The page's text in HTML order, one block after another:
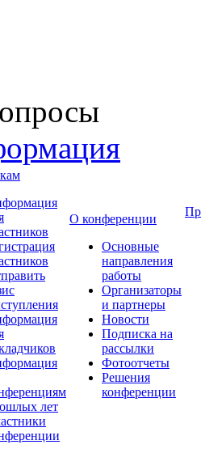
лет
О конференции
Основные
направления
работы
Организаторы
и партнеры
Новости
Подписка на
рассылки
Фотоотчеты
Решения
конференции